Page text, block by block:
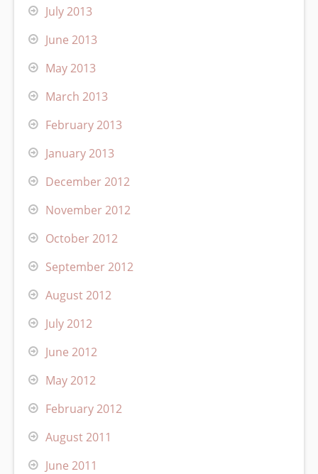
July 2013
June 2013
May 2013
March 2013
February 2013
January 2013
December 2012
November 2012
October 2012
September 2012
August 2012
July 2012
June 2012
May 2012
February 2012
August 2011
June 2011